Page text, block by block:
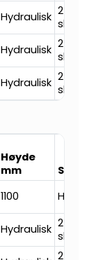
Hydraulisk 2
Hydraulisk 2
Hydraulisk 2
Høyde
mm
1100
Hydraulisk 2
2